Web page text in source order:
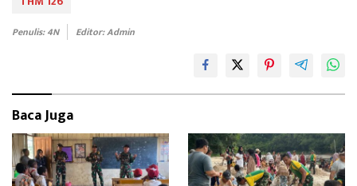
k o
n
Penulis: 4N Editor: Admin
Baca Juga